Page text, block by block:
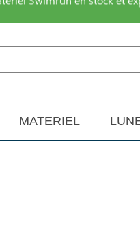
Swimrun en stock et
MATERIEL